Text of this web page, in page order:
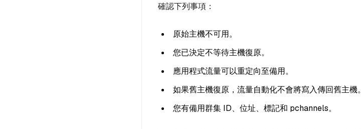
確認下列事項：
原始主機不可用。
您已決定不等待主機復原。
應用程式流量可以重定向至備用。
如果舊主機復原，流量自動化不會將寫入傳回舊主機。
您有備用群集 ID、位址、標記和 pchannels。